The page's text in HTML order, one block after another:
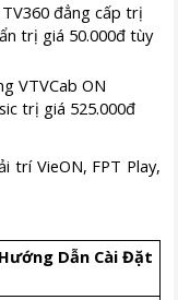
đẳng cấp trị
trị giá 50.000đ tùy
VTVCab ON
trị giá 525.000đ
trí VieON, FPT Play,
Hướng Dẫn Cài Đặt